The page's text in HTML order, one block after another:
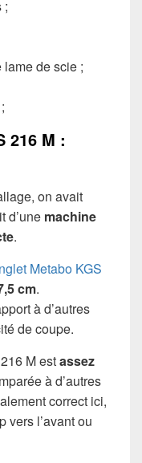
;
de scie ;
216 M :
on avait
d’une machine
.
Metabo KGS
cm.
à d’autres
de coupe.
M estassez
à d’autres
correct ici,
vers l’avant ou